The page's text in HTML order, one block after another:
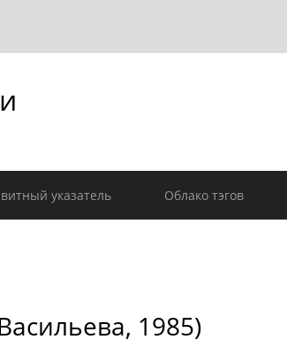
указатель Облако тэгов
1985)